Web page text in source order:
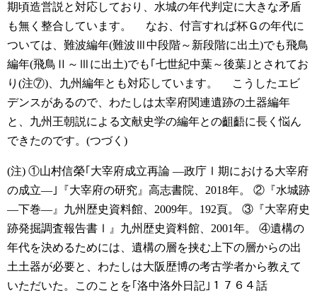
期頃造営説と対応しており、水城の年代判定に大きな矛盾
も無く整合しています。
なお、付言すれば杯Ｇの年代に
ついては、難波編年(難波Ⅲ中段階～新段階に出土)でも飛鳥
編年(飛鳥Ⅱ～Ⅲに出土)でも｢七世紀中葉～後葉｣とされてお
り(注⑦)、九州編年とも対応しています。
こうしたエビ
デンスがあるので、わたしは太宰府関連遺跡の土器編年
と、九州王朝説による文献史学の編年との齟齬に長く悩ん
できたのです。(つづく)
(注) ①山村信榮｢大宰府成立再論 ―政庁Ⅰ期における大宰府
の成立―｣『大宰府の研究』高志書院、2018年。
②『水城跡
―下巻―』九州歴史資料館、2009年。192頁。
③『大宰府史
跡発掘調査報告書Ⅰ』九州歴史資料館、2001年。
④遺構の
年代を決めるためには、遺構の層を挟む上下の層からの出
土土器が必要と、わたしは大阪歴博の考古学者から教えて
いただいた。このことを｢洛中洛外日記｣１７６４話